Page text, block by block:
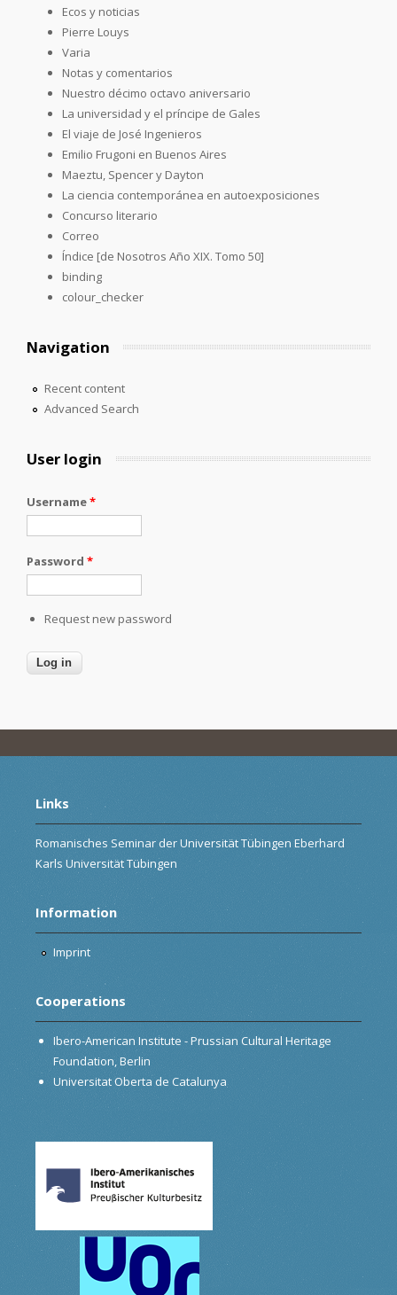
Ecos y noticias
Pierre Louys
Varia
Notas y comentarios
Nuestro décimo octavo aniversario
La universidad y el príncipe de Gales
El viaje de José Ingenieros
Emilio Frugoni en Buenos Aires
Maeztu, Spencer y Dayton
La ciencia contemporánea en autoexposiciones
Concurso literario
Correo
Índice [de Nosotros Año XIX. Tomo 50]
binding
colour_checker
Navigation
Recent content
Advanced Search
User login
Username*
Password *
Request new password
Links
Romanisches Seminar der Universität Tübingen Eberhard
Karls Universität Tübingen
Information
Imprint
Cooperations
Ibero-American Institute - Prussian Cultural Heritage
Foundation, Berlin
Universitat Oberta de Catalunya